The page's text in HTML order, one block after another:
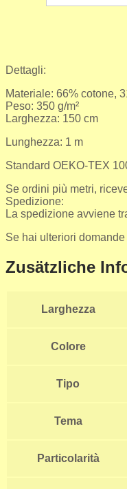
Dettagli:
Materiale: 66% cotone,
Peso: 350 g/m²
Larghezza: 150 cm
Lunghezza: 1 m
Standard OEKO-TEX
Se ordini più metri,
Spedizione:
La spedizione avviene
Se hai ulteriori
Zusätzliche
Larghezza
Colore
Tipo
Tema
Particolarità